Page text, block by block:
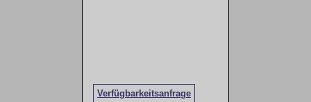
Verfügbarkeitsanfrage